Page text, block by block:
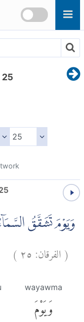
وَيَوْمَ تَشَقَّقُ
(الفرقان:٢٥)
wayawma
وَيَوْمَ